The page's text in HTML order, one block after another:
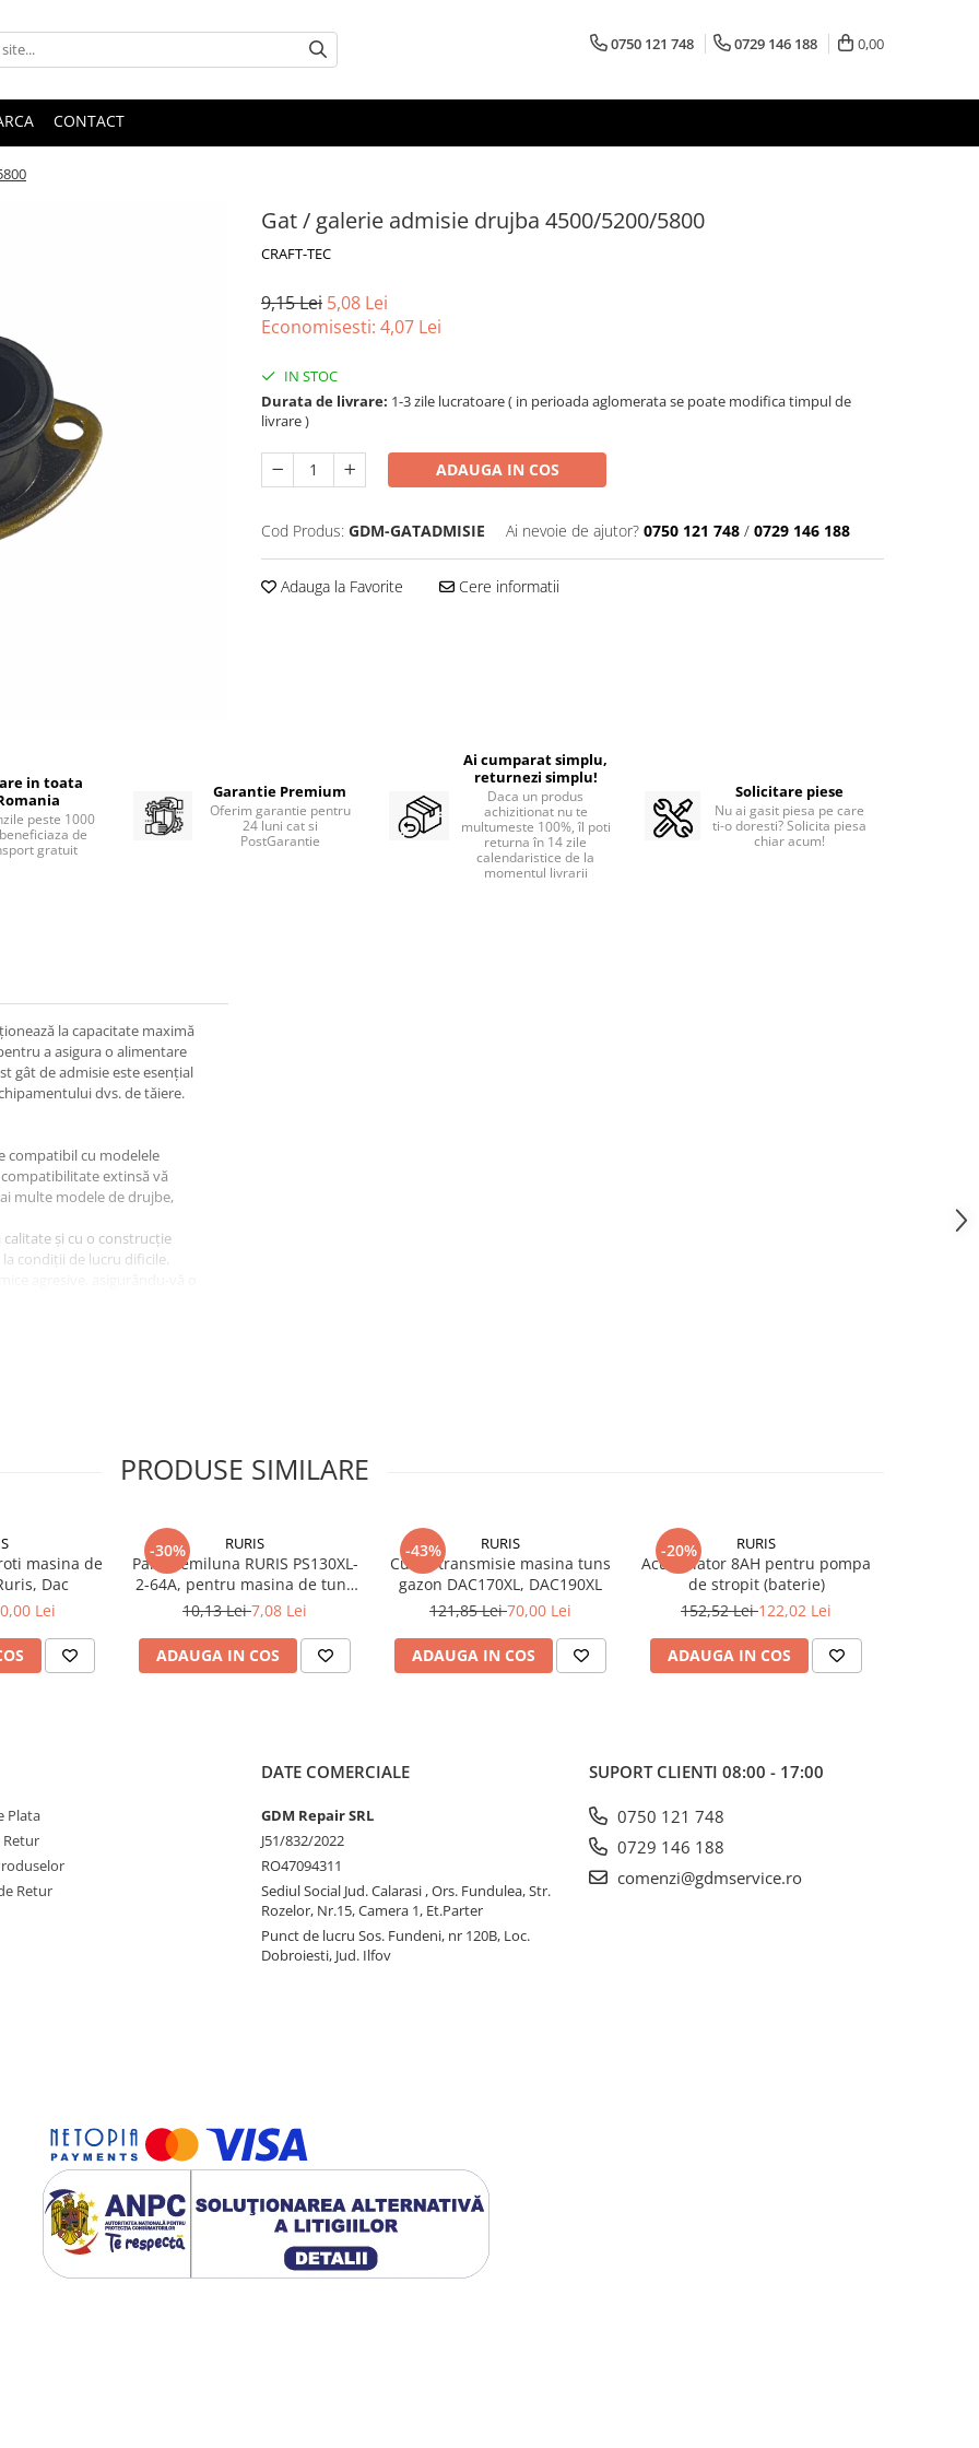
0750 121 748 0729 146 188 0,00
CONTACT
Gat / galerie admisie drujba 4500/5200/5800
CRAFT-TEC
9,15 Lei 5,08 Lei
Economisesti: 4,07 Lei
IN STOC
Durata de livrare: 1-3 zile lucratoare ( in perioada aglomerata se poate modifica timpul de
livrare )
ADAUGA IN COS
Cod Produs: GDM-GATADMISIE Ai nevoie de ajutor? 0750 121 748 / 0729 146 188
Adauga la Favorite Cere informatii
in toata
peste 1000
de
gratuit
Garantie Premium
Oferim garantie pentru
24 luni cat si
PostGarantie
Ai cumparat simplu,
returnezi simplu!
Daca un produs
achizitionat nu te
multumeste 100%, îl poti
returna în 14 zile
calendaristice de la
momentul livrarii
Solicitare piese
Nu ai gasit piesa pe care
ti-o doresti? Solicita piesa
chiar acum!
la capacitate maximă
a asigura o alimentare
gât de admisie este esențial
dvs. de tăiere.
compatibil cu modelele
compatibilitate extinsă vă
multe modele de drujbe,
și cu o construcție
condiții de lucru dificile.
optimă a drujbei dvs.
sau utilizator casnic
fiabilă și eficientă a drujbei
PRODUSE SIMILARE
masina de
Dac
Lei
-30% RURIS
Pana semiluna RURIS PS130XL-
2-64A, pentru masina de tuns
iarba Ruris DAC 130XL
10,13 Lei7,08 Lei
ADAUGA IN COS
-43% RURIS
Curea transmisie masina tuns
gazon DAC170XL, DAC190XL
121,85 Lei70,00 Lei
ADAUGA IN COS
-20% RURIS
Acumulator 8AH pentru pompa
de stropit (baterie)
152,52 Lei122,02 Lei
ADAUGA IN COS
Plata
Retur
Retur
DATE COMERCIALE
GDM Repair SRL
J51/832/2022
RO47094311
Sediul Social Jud. Calarasi , Ors. Fundulea, Str.
Rozelor, Nr.15, Camera 1, Et.Parter
Punct de lucru Sos. Fundeni, nr 120B, Loc.
Dobroiesti, Jud. Ilfov
SUPORT CLIENTI 08:00 - 17:00
0750 121 748
0729 146 188
comenzi@gdmservice.ro